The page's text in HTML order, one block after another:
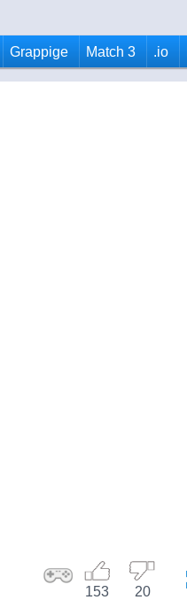
Grappige Match 3 .io
20
153